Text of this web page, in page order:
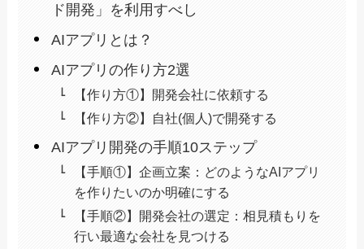
ド開発」を利用すべし
AIアプリとは？
AIアプリの作り方2選
【作り方①】開発会社に依頼する
【作り方②】自社(個人)で開発する
AIアプリ開発の手順10ステップ
【手順①】企画立案：どのようなAIアプリ
を作りたいのか明確にする
【手順②】開発会社の選定：相見積もりを
行い最適な会社を見つける